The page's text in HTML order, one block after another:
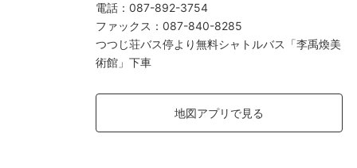
電話 ： 087-892-3754
ファックス ： 087-840-8285
つつじ荘バス停より無料シャトルバス「李禹煥美
術館」下車
地図アプリで見る